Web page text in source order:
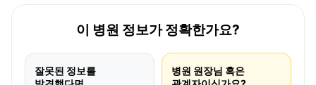
이 병원 정보가 정확한가요?
잘못된 정보를
병원 원장님 혹은